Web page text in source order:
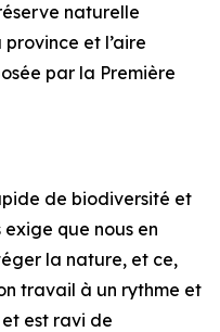
naturelle
et l’aire
par la Première
de biodiversité et
que nous en
la nature, et ce,
travail à un rythme et
est ravi de